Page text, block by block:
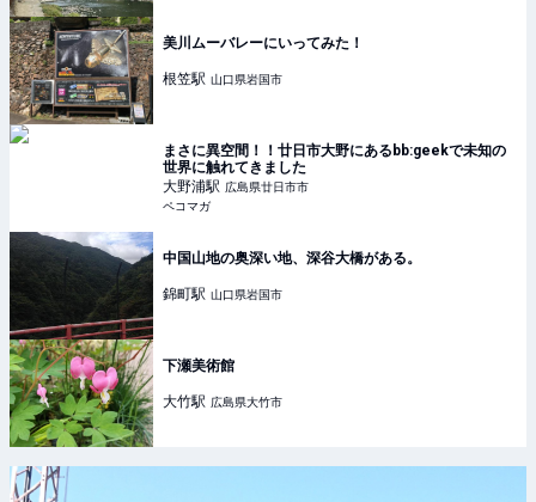
美川ムーバレーにいってみた！
根笠駅 山口県岩国市
まさに異空間！！廿日市大野にあるbb:geekで未知の
世界に触れてきました
大野浦駅 広島県廿日市市
ペコマガ
中国山地の奥深い地、深谷大橋がある。
錦町駅 山口県岩国市
下瀬美術館
大竹駅 広島県大竹市